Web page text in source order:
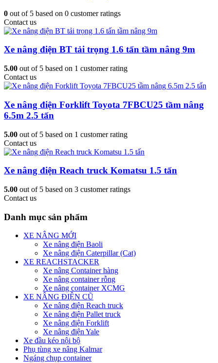
0 out of 5 based on 0 customer ratings
Contact us
Xe nâng điện BT tải trọng 1.6 tấn tầm nâng 9m
5.00 out of 5 based on 1 customer rating
Contact us
Xe nâng điện Forklift Toyota 7FBCU25 tầm nâng
6.5m 2.5 tấn
5.00 out of 5 based on 1 customer rating
Contact us
Xe nâng điện Reach truck Komatsu 1.5 tấn
5.00 out of 5 based on 3 customer ratings
Contact us
Danh mục sản phẩm
XE NÂNG MỚI
Xe nâng điện Baoli
Xe nâng điện Caterpillar (Cat)
XE REACHSTACKER
Xe nâng Container hàng
Xe nâng container rỗng
Xe nâng container XCMG
XE NÂNG ĐIỆN CŨ
Xe nâng điện Reach truck
Xe nâng điện Pallet truck
Xe nâng điện Forklift
Xe nâng điện Yale
Xe đầu kéo nội bộ
Phụ tùng xe nâng Kalmar
Ngáng chụp container